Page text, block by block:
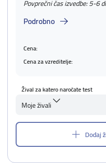
Povprečni čas izvedbe: 5-6
Podrobno
Cena:
Cena za vzreditelje:
Žival za katero naročate test
Moje živali
Dodaj